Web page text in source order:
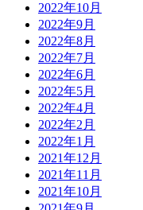
2022年10月
2022年9月
2022年8月
2022年7月
2022年6月
2022年5月
2022年4月
2022年2月
2022年1月
2021年12月
2021年11月
2021年10月